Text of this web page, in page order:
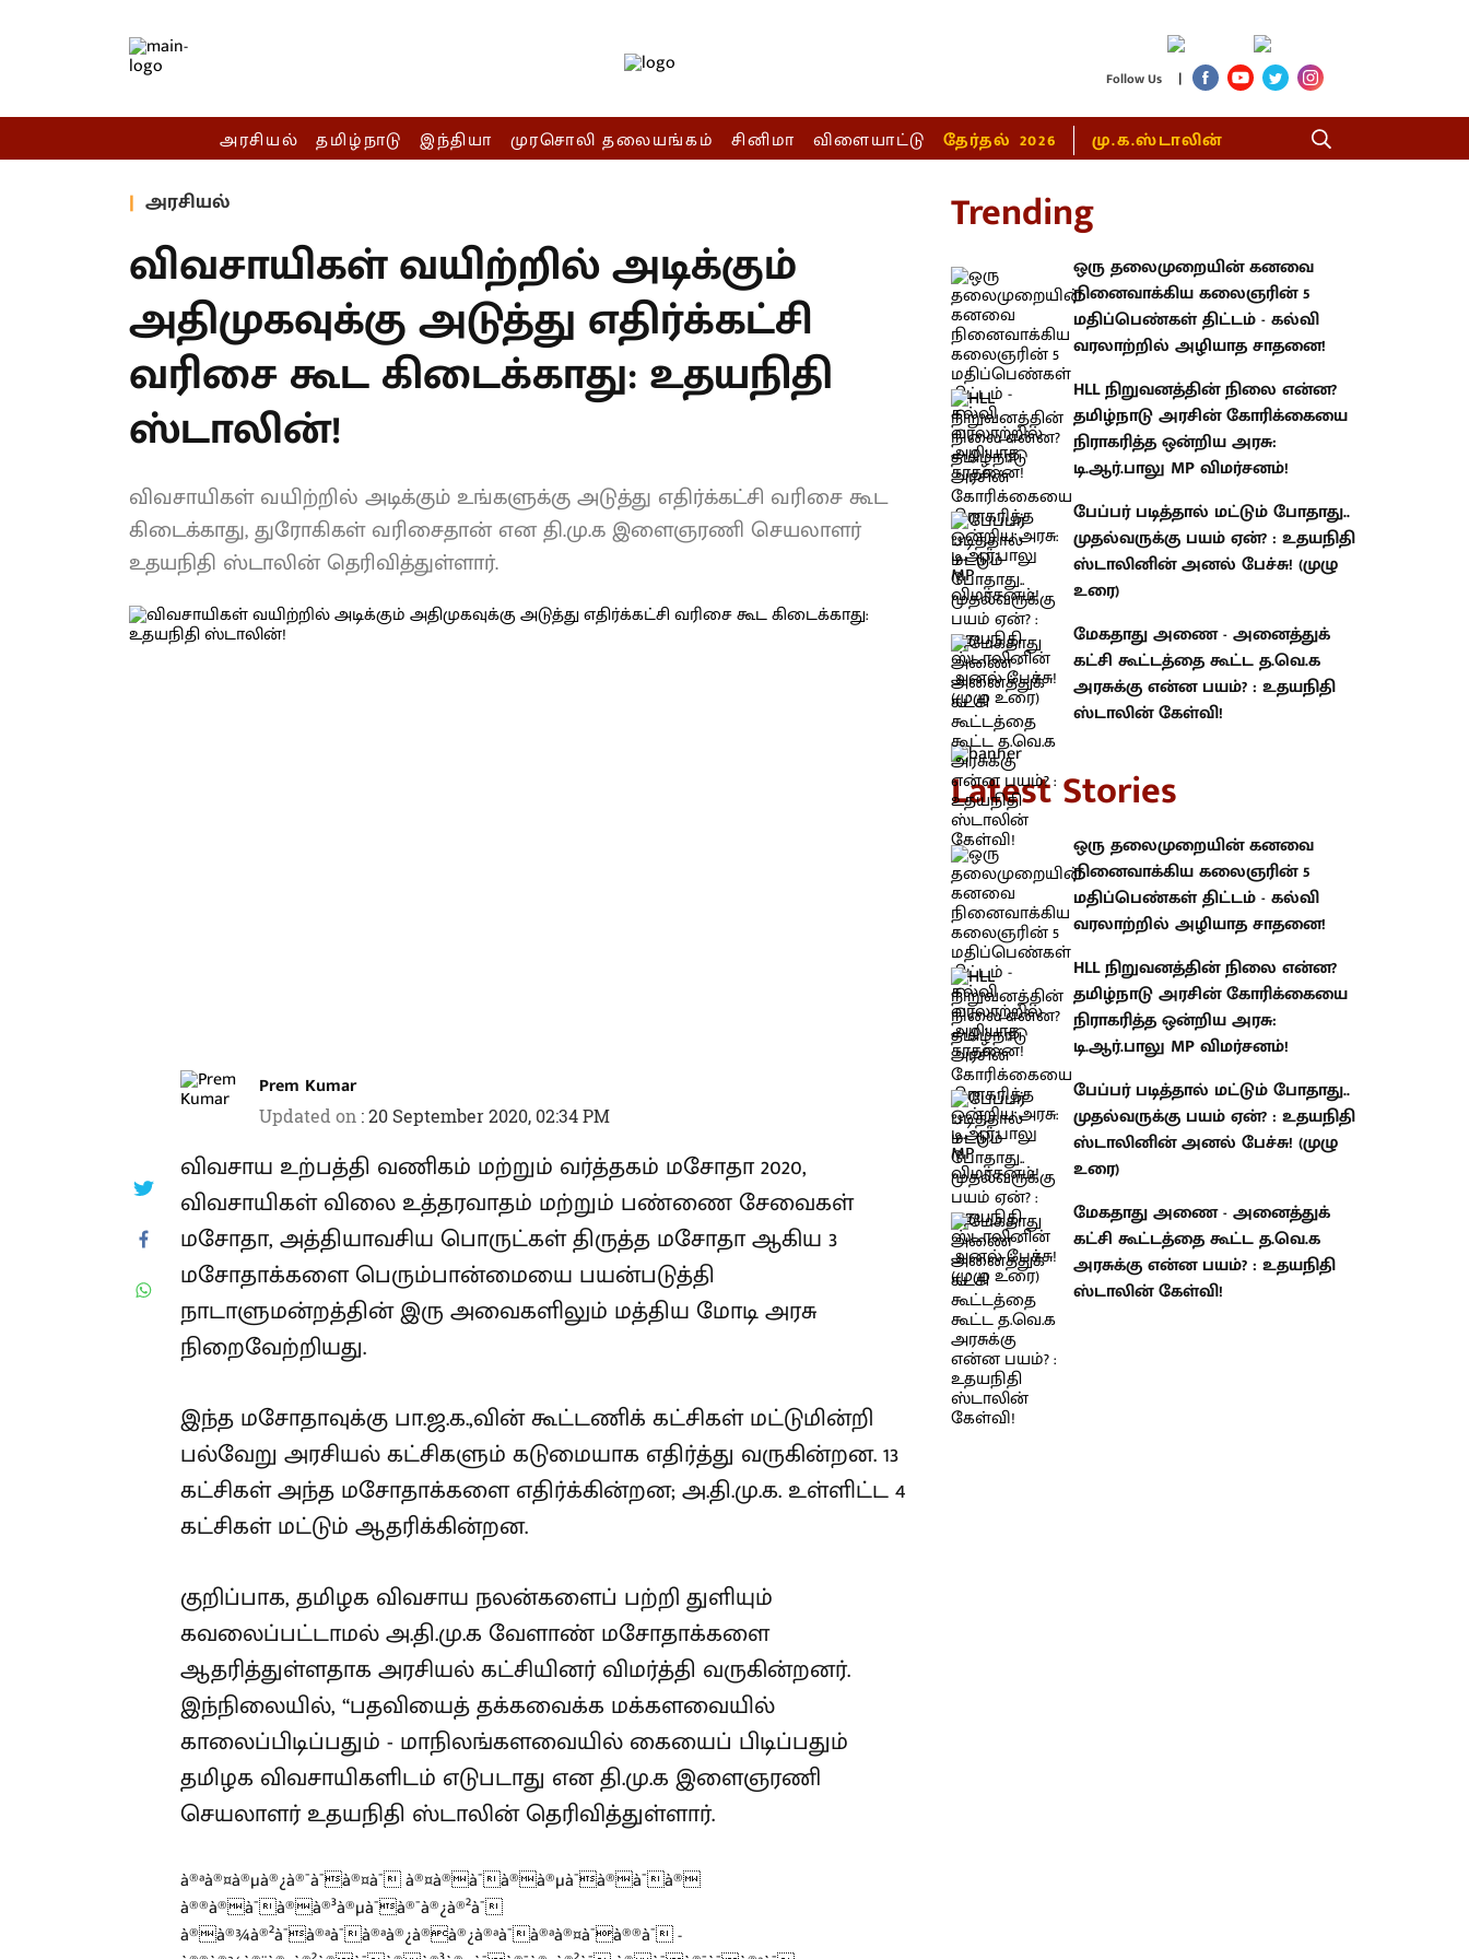
Follow Us |
அரசியல் தமிழ்நாடு இந்தியா முரசொலி தலையங்கம் சினிமா விளையாட்டு தேர்தல் 2026 மு.க.ஸ்டாலின்
அரசியல்
விவசாயிகள் வயிற்றில் அடிக்கும்
அதிமுகவுக்கு அடுத்து எதிர்க்கட்சி
வரிசை கூட கிடைக்காது: உதயநிதி
ஸ்டாலின்!
விவசாயிகள் வயிற்றில் அடிக்கும் உங்களுக்கு அடுத்து எதிர்க்கட்சி வரிசை கூட
கிடைக்காது, துரோகிகள் வரிசைதான் என தி.மு.க இளைஞரணி செயலாளர்
உதயநிதி ஸ்டாலின் தெரிவித்துள்ளார்.
Prem Kumar
Updated on :20 September 2020, 02:34 PM
விவசாய உற்பத்தி வணிகம் மற்றும் வர்த்தகம் மசோதா 2020,
விவசாயிகள் விலை உத்தரவாதம் மற்றும் பண்ணை சேவைகள்
மசோதா, அத்தியாவசிய பொருட்கள் திருத்த மசோதா ஆகிய 3
மசோதாக்களை பெரும்பான்மையை பயன்படுத்தி
நாடாளுமன்றத்தின் இரு அவைகளிலும் மத்திய மோடி அரசு
நிறைவேற்றியது.
இந்த மசோதாவுக்கு பா.ஜ.க.,வின் கூட்டணிக் கட்சிகள் மட்டுமின்றி
பல்வேறு அரசியல் கட்சிகளும் கடுமையாக எதிர்த்து வருகின்றன. 13
கட்சிகள் அந்த மசோதாக்களை எதிர்க்கின்றன; அ.தி.மு.க. உள்ளிட்ட 4
கட்சிகள் மட்டும் ஆதரிக்கின்றன.
குறிப்பாக, தமிழக விவசாய நலன்களைப் பற்றி துளியும்
கவலைப்பட்டாமல் அ.தி.மு.க வேளாண் மசோதாக்களை
ஆதரித்துள்ளதாக அரசியல் கட்சியினர் விமர்த்தி வருகின்றனர்.
இந்நிலையில், “பதவியைத் தக்கவைக்க மக்களவையில்
காலைப்பிடிப்பதும் - மாநிலங்களவையில் கையைப் பிடிப்பதும்
தமிழக விவசாயிகளிடம் எடுபடாது என தி.மு.க இளைஞரணி
செயலாளர் உதயநிதி ஸ்டாலின் தெரிவித்துள்ளார்.
à®ªà®¤à®µà®¿à®¯à¯à®¤à¯ à®¤à®à¯à®à®µà¯à®à¯à®
à®®à®à¯à®à®³à®µà¯à®¯à®¿à®²à¯
à®à®¾à®²à¯à®ªà¯à®ªà®¿à®à®¿à®ªà¯à®ªà®¤à¯à®®à¯ -
Trending
ஒரு தலைமுறையின் கனவை
நினைவாக்கிய கலைஞரின் 5
மதிப்பெண்கள் திட்டம் - கல்வி
வரலாற்றில் அழியாத சாதனை!
HLL நிறுவனத்தின் நிலை என்ன?
தமிழ்நாடு அரசின் கோரிக்கையை
நிராகரித்த ஒன்றிய அரசு:
டி.ஆர்.பாலு MP விமர்சனம்!
பேப்பர் படித்தால் மட்டும் போதாது..
முதல்வருக்கு பயம் ஏன்? : உதயநிதி
ஸ்டாலினின் அனல் பேச்சு! (முழு
உரை)
மேகதாது அணை - அனைத்துக்
கட்சி கூட்டத்தை கூட்ட த.வெ.க
அரசுக்கு என்ன பயம்? : உதயநிதி
ஸ்டாலின் கேள்வி!
Latest Stories
ஒரு தலைமுறையின் கனவை
நினைவாக்கிய கலைஞரின் 5
மதிப்பெண்கள் திட்டம் - கல்வி
வரலாற்றில் அழியாத சாதனை!
HLL நிறுவனத்தின் நிலை என்ன?
தமிழ்நாடு அரசின் கோரிக்கையை
நிராகரித்த ஒன்றிய அரசு:
டி.ஆர்.பாலு MP விமர்சனம்!
பேப்பர் படித்தால் மட்டும் போதாது..
முதல்வருக்கு பயம் ஏன்? : உதயநிதி
ஸ்டாலினின் அனல் பேச்சு! (முழு
உரை)
மேகதாது அணை - அனைத்துக்
கட்சி கூட்டத்தை கூட்ட த.வெ.க
அரசுக்கு என்ன பயம்? : உதயநிதி
ஸ்டாலின் கேள்வி!